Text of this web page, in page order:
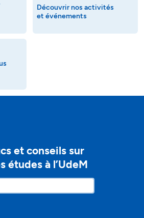
Découvrir nos activités
et événements
et conseils sur
études à l’UdeM